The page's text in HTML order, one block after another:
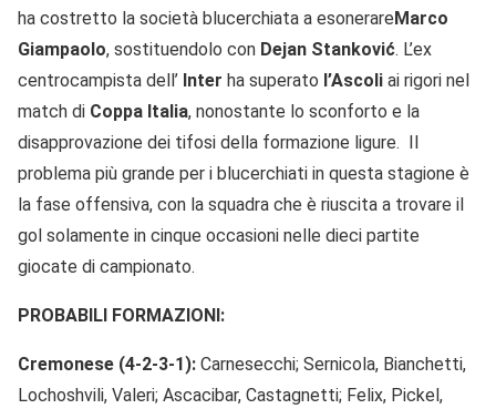
ha costretto la società blucerchiata a esonerare Marco
Giampaolo, sostituendolo con Dejan Stanković. L’ex
centrocampista dell’ Inter ha superato l’Ascoli ai rigori nel
match di Coppa Italia, nonostante lo sconforto e la
disapprovazione dei tifosi della formazione ligure. Il
problema più grande per i blucerchiati in questa stagione è
la fase offensiva, con la squadra che è riuscita a trovare il
gol solamente in cinque occasioni nelle dieci partite
giocate di campionato.
PROBABILI FORMAZIONI:
Cremonese (4-2-3-1): Carnesecchi; Sernicola, Bianchetti,
Lochoshvili, Valeri; Ascacibar, Castagnetti; Felix, Pickel,